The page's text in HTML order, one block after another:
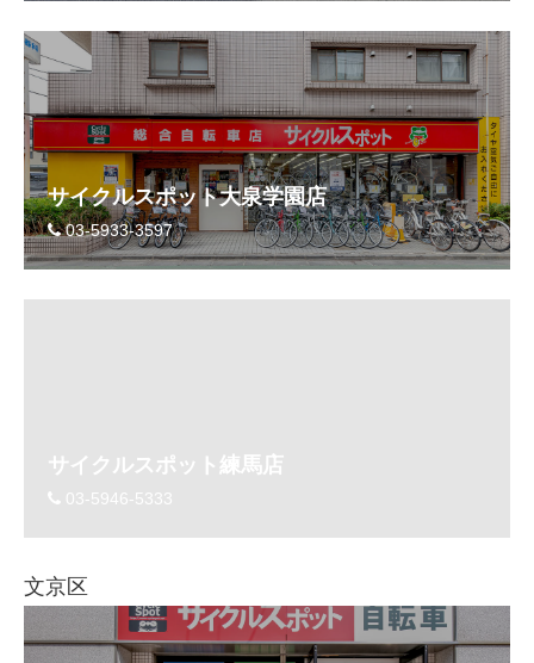
サイクルスポット大泉学園店
03-5933-3597
サイクルスポット練馬店
03-5946-5333
文京区